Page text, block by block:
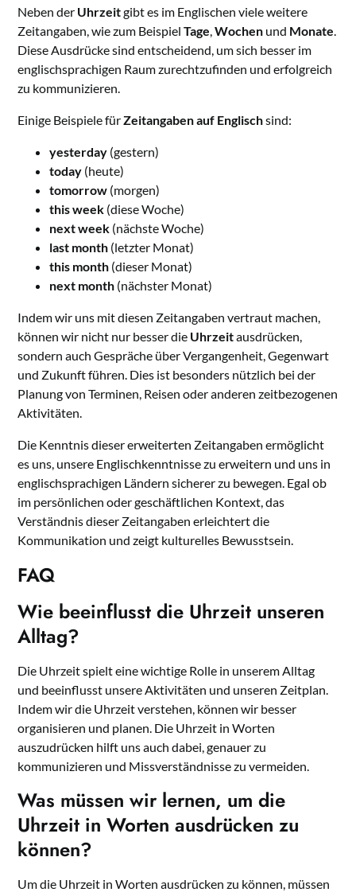
Neben der Uhrzeitgibt es im Englischen viele weitere
Zeitangaben, wie zum BeispielTage,Wochen und Monate.
Diese Ausdrücke sind entscheidend, um sich besser im
englischsprachigen Raum zurechtzufinden und erfolgreich
zu kommunizieren.
Einige Beispiele fürZeitangaben auf Englischsind:
yesterday (gestern)
today (heute)
tomorrow (morgen)
this week (diese Woche)
next week (nächste Woche)
last month (letzter Monat)
this month (dieser Monat)
next month (nächster Monat)
Indem wir uns mit diesen Zeitangaben vertraut machen,
können wir nicht nur besser die Uhrzeitausdrücken,
sondern auch Gespräche über Vergangenheit, Gegenwart
und Zukunft führen. Dies ist besonders nützlich bei der
Planung von Terminen, Reisen oder anderen zeitbezogenen
Aktivitäten.
Die Kenntnis dieser erweiterten Zeitangaben ermöglicht
es uns, unsere Englischkenntnisse zu erweitern und uns in
englischsprachigen Ländern sicherer zu bewegen. Egal ob
im persönlichen oder geschäftlichen Kontext, das
Verständnis dieser Zeitangaben erleichtert die
Kommunikation und zeigt kulturelles Bewusstsein.
FAQ
Wie beeinflusst die Uhrzeit unseren
Alltag?
Die Uhrzeit spielt eine wichtige Rolle in unserem Alltag
und beeinflusst unsere Aktivitäten und unseren Zeitplan.
Indem wir die Uhrzeit verstehen, können wir besser
organisieren und planen. Die Uhrzeit in Worten
auszudrücken hilft uns auch dabei, genauer zu
kommunizieren und Missverständnisse zu vermeiden.
Was müssen wir lernen, um die
Uhrzeit in Worten ausdrücken zu
können?
Um die Uhrzeit in Worten ausdrücken zu können, müssen